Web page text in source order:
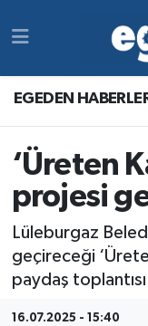
EGEDEN
‘Üreten
projesi
Lüleburgaz
geçireceği
paydaş
16.07.2025 - 15:40
Yazarlar
YAŞAM
MAGAZİN
RESMİ
SPOR
YAŞAM
MAGAZİN
Süper Lig
Tüm
Son Dakika